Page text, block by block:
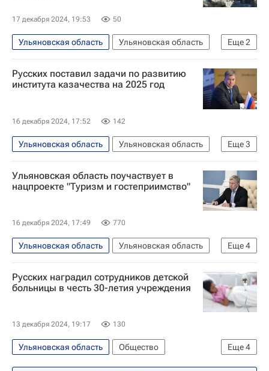
17 декабря 2024, 19:53 50
Еще2
Ульяновская область
Ульяновская область
Алексей Русских
Международная организация труда
Русских поставил задачи по развитию
института казачества на 2025 год
16 декабря 2024, 17:52 142
Еще3
Ульяновская область
Ульяновская область
Россия
Курская область Алексей Русских
Ульяновская область поучаствует в
нацпроекте "Туризм и гостеприимство"
16 декабря 2024, 17:49 770
Еще4
Ульяновская область
Ульяновская область
Россия
Москва
Алексей Русских
Министерство экономического развития РФ (Минэкономразвития России)
Русских наградил сотрудников детской
больницы в честь 30-летия учреждения
13 декабря 2024, 19:17 130
Еще4
Ульяновская область
Общество
Здоровье - Общество
Ульяновская область